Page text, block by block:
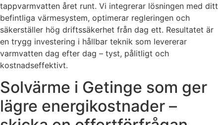
tappvarmvatten året runt. Vi integrerar lösningen med ditt
befintliga värmesystem, optimerar regleringen och
säkerställer hög driftssäkerhet från dag ett. Resultatet är
en trygg investering i hållbar teknik som levererar
varmvatten dag efter dag – tyst, pålitligt och
kostnadseffektivt.
Solvärme i Getinge som ger
lägre energikostnader –